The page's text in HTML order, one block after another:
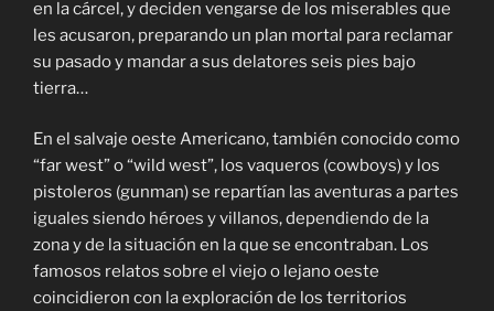
en la cárcel, y deciden vengarse de los miserables que
les acusaron, preparando un plan mortal para reclamar
su pasado y mandar a sus delatores seis pies bajo
tierra…
En el salvaje oeste Americano, también conocido como
“far west” o “wild west”, los vaqueros (cowboys) y los
pistoleros (gunman) se repartían las aventuras a partes
iguales siendo héroes y villanos, dependiendo de la
zona y de la situación en la que se encontraban. Los
famosos relatos sobre el viejo o lejano oeste
coincidieron con la exploración de los territorios